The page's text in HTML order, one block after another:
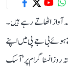
اٹھاتے رہے ہیں۔
بی جے پی میں اپنے
روز انسٹاگرام پر ’آسک